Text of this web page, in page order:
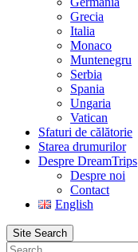
Grecia
Italia
Monaco
Muntenegru
Serbia
Spania
Ungaria
Vatican
Sfaturi de călătorie
Starea drumurilor
Despre DreamTrips
Despre noi
Contact
English
Site Search